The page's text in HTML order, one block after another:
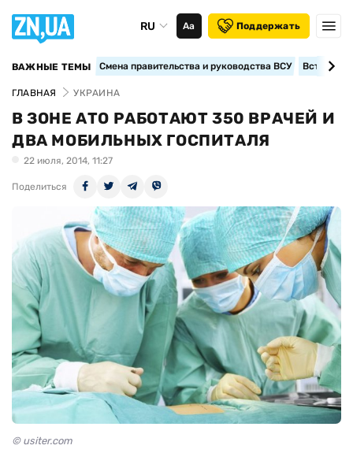
RU Аа Поддержать
ВАЖНЫЕ ТЕМЫ Смена правительства и руководства ВСУ
ГЛАВНАЯ УКРАИНА
В ЗОНЕ АТО РАБОТАЮТ 350 ВРАЧЕЙ И
ДВА МОБИЛЬНЫХ ГОСПИТАЛЯ
22 июля, 2014, 11:27
Поделиться
© usiter.com